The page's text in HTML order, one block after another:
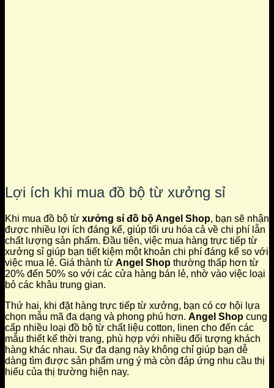
Lợi ích khi mua đồ bộ từ xưởng sỉ
Khi mua đồ bộ từ xưởng sỉ đồ bộ Angel Shop, bạn sẽ nhận
được nhiều lợi ích đáng kể, giúp tối ưu hóa cả về chi phí lẫn
chất lượng sản phẩm. Đầu tiên, việc mua hàng trực tiếp từ
xưởng sỉ giúp bạn tiết kiệm một khoản chi phí đáng kể so với
việc mua lẻ. Giá thành từ Angel Shop thường thấp hơn từ
20% đến 50% so với các cửa hàng bán lẻ, nhờ vào việc loại
bỏ các khâu trung gian.
Thứ hai, khi đặt hàng trực tiếp từ xưởng, bạn có cơ hội lựa
chọn mẫu mã đa dạng và phong phú hơn. Angel Shop cung
cấp nhiều loại đồ bộ từ chất liệu cotton, linen cho đến các
mẫu thiết kế thời trang, phù hợp với nhiều đối tượng khách
hàng khác nhau. Sự đa dạng này không chỉ giúp bạn dễ
dàng tìm được sản phẩm ưng ý mà còn đáp ứng nhu cầu thị
hiếu của thị trường hiện nay.